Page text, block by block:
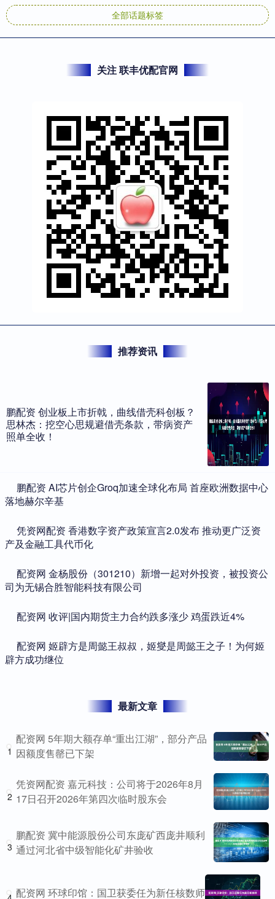
全部话题标签
关注 联丰优配官网
推荐资讯
鹏配资 创业板上市折戟，曲线借壳科创板？
思林杰：挖空心思规避借壳条款，带病资产
照单全收！
​鹏配资 AI芯片创企Groq加速全球化布局 首座欧洲数据中心
落地赫尔辛基
​凭资网配资 香港数字资产政策宣言2.0发布 推动更广泛资
产及金融工具代币化
​配资网 金杨股份（301210）新增一起对外投资，被投资公
司为无锡合胜智能科技有限公司
​配资网 收评|国内期货主力合约跌多涨少 鸡蛋跌近4%
​配资网 姬辟方是周懿王叔叔，姬燮是周懿王之子！为何姬
辟方成功继位
最新文章
1
配资网 5年期大额存单“重出江湖”，部分产品
因额度售罄已下架
2
凭资网配资 嘉元科技：公司将于2026年8月
17日召开2026年第四次临时股东会
3
鹏配资 冀中能源股份公司东庞矿西庞井顺利
通过河北省中级智能化矿井验收
配资网 环球印馆：国卫获委任为新任核数师